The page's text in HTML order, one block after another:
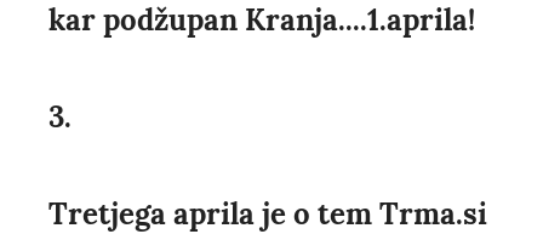
kar podžupan Kranja....1.aprila!
3.
Tretjega aprila je o tem Trma.si